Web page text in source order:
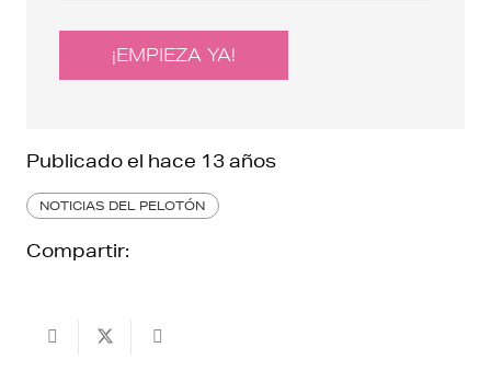
¡EMPIEZA YA!
Publicado el hace 13 años
NOTICIAS DEL PELOTÓN
Compartir: